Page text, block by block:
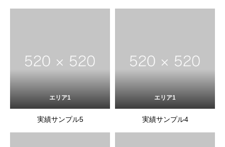
エリア1
実績サンプル5
エリア1
実績サンプル4